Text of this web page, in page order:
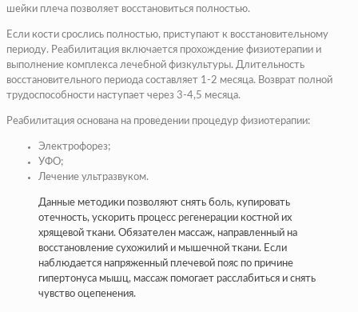
шейки плеча позволяет восстановиться полностью.
Если кости срослись полностью, приступают к восстановительному
периоду. Реабилитация включается прохождение физиотерапии и
выполнение комплекса лечебной физкультуры. Длительность
восстановительного периода составляет 1-2 месяца. Возврат полной
трудоспособности наступает через 3-4,5 месяца.
Реабилитация основана на проведении процедур физиотерапии:
Электрофорез;
УФО;
Лечение ультразвуком.
Данные методики позволяют снять боль, купировать
отечность, ускорить процесс регенерации костной их
хрящевой ткани. Обязателен массаж, направленный на
восстановление сухожилий и мышечной ткани. Если
наблюдается напряженный плечевой пояс по причине
гипертонуса мышц, массаж помогает расслабиться и снять
чувство оцепенения.